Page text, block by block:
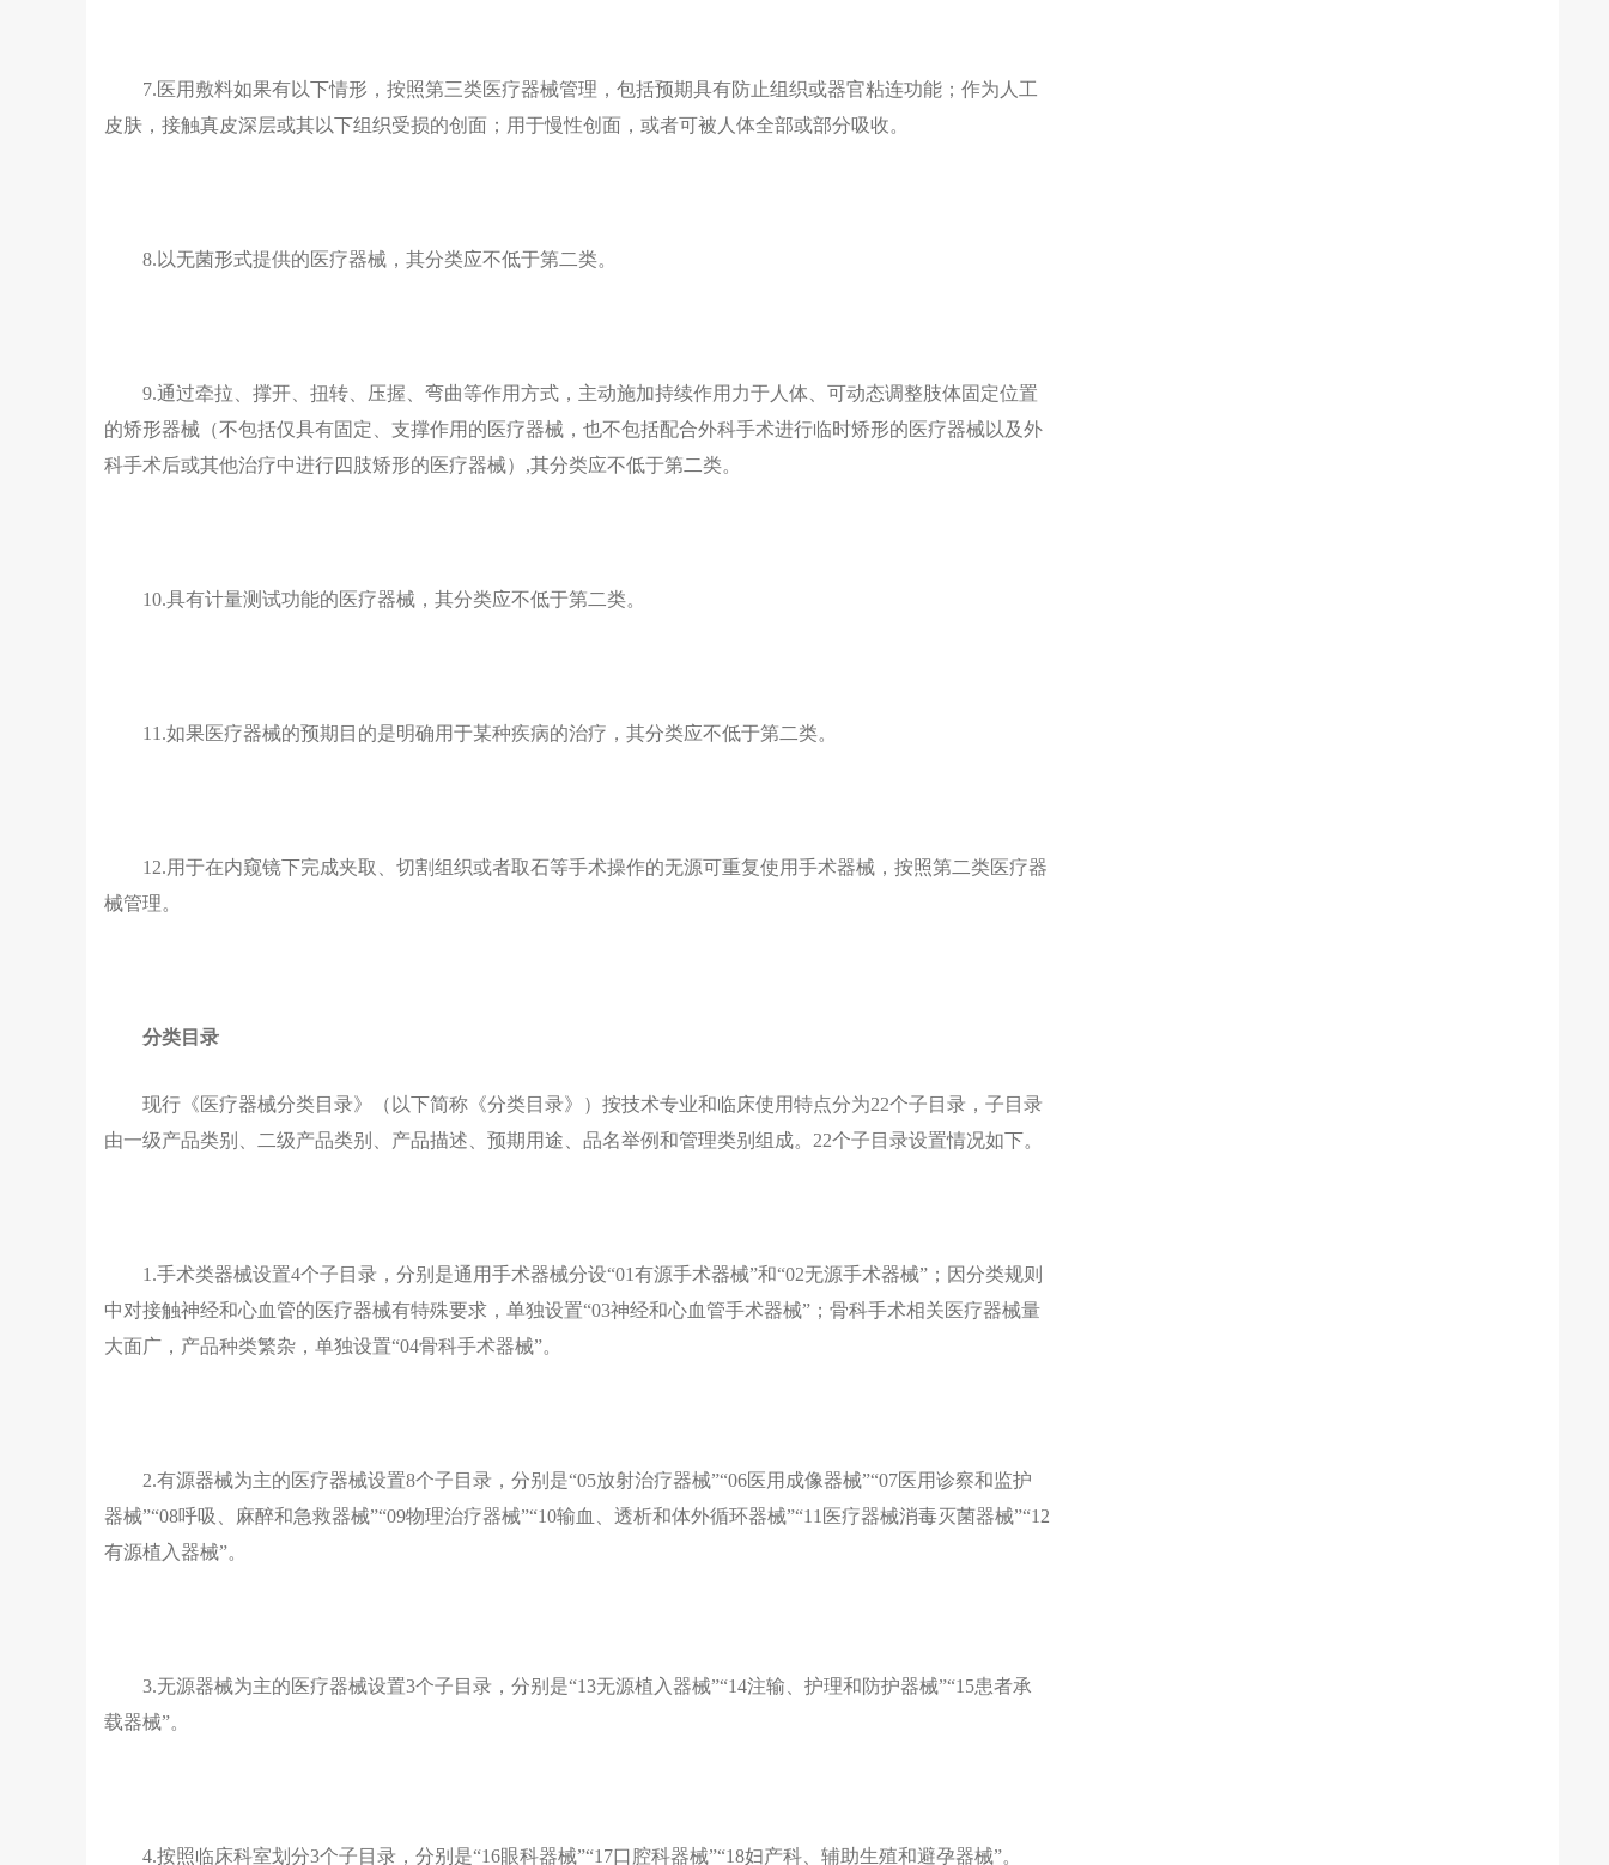
7.医用敷料如果有以下情形，按照第三类医疗器械管理，包括预期具有防止组织或器官粘连功能；作为人工
皮肤，接触真皮深层或其以下组织受损的创面；用于慢性创面，或者可被人体全部或部分吸收。
8.以无菌形式提供的医疗器械，其分类应不低于第二类。
9.通过牵拉、撑开、扭转、压握、弯曲等作用方式，主动施加持续作用力于人体、可动态调整肢体固定位置
的矫形器械（不包括仅具有固定、支撑作用的医疗器械，也不包括配合外科手术进行临时矫形的医疗器械以及外
科手术后或其他治疗中进行四肢矫形的医疗器械）,其分类应不低于第二类。
10.具有计量测试功能的医疗器械，其分类应不低于第二类。
11.如果医疗器械的预期目的是明确用于某种疾病的治疗，其分类应不低于第二类。
12.用于在内窥镜下完成夹取、切割组织或者取石等手术操作的无源可重复使用手术器械，按照第二类医疗器
械管理。
分类目录
现行《医疗器械分类目录》（以下简称《分类目录》）按技术专业和临床使用特点分为22个子目录，子目录
由一级产品类别、二级产品类别、产品描述、预期用途、品名举例和管理类别组成。22个子目录设置情况如下。
1.手术类器械设置4个子目录，分别是通用手术器械分设“01有源手术器械”和“02无源手术器械”；因分类规则
中对接触神经和心血管的医疗器械有特殊要求，单独设置“03神经和心血管手术器械”；骨科手术相关医疗器械量
大面广，产品种类繁杂，单独设置“04骨科手术器械”。
2.有源器械为主的医疗器械设置8个子目录，分别是“05放射治疗器械”“06医用成像器械”“07医用诊察和监护
器械”“08呼吸、麻醉和急救器械”“09物理治疗器械”“10输血、透析和体外循环器械”“11医疗器械消毒灭菌器械”“12
有源植入器械”。
3.无源器械为主的医疗器械设置3个子目录，分别是“13无源植入器械”“14注输、护理和防护器械”“15患者承
载器械”。
4.按照临床科室划分3个子目录，分别是“16眼科器械”“17口腔科器械”“18妇产科、辅助生殖和避孕器械”。